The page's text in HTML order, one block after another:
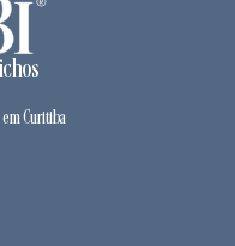
Curitiba